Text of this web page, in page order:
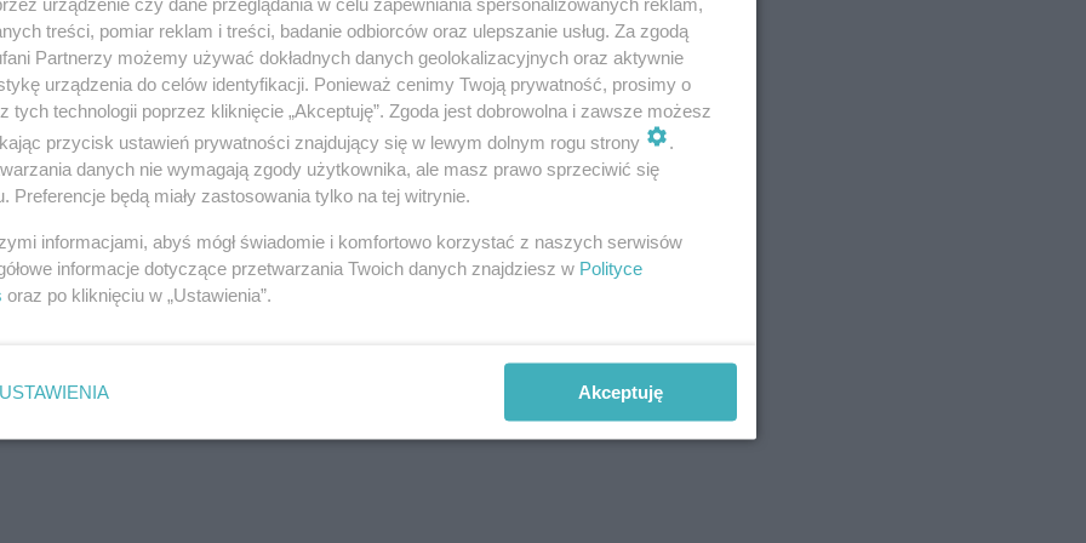
Jest to jego druga pełna kadencja w roli włodarza
już nakreśliłem. Ich realizacji będę oczekiwał od moich
że są to wartości na tyle ważne i uniwersalne, że
Jeszcze raz zapewniam, że warto uwierzyć w
reklama
treści, pomiar reklam i treści, badanie odbiorców oraz ulepszanie usług. Za zgodą
Partnerzy możemy używać dokładnych danych geolokalizacyjnych oraz aktywnie
urządzenia do celów identyfikacji. Ponieważ cenimy Twoją prywatność, prosimy o
tych technologii poprzez kliknięcie „Akceptuję”. Zgoda jest dobrowolna i zawsze możesz
przycisk ustawień prywatności znajdujący się w lewym dolnym rogu strony
.
danych nie wymagają zgody użytkownika, ale masz prawo sprzeciwić się
Preferencje będą miały zastosowania tylko na tej witrynie.
informacjami, abyś mógł świadomie i komfortowo korzystać z naszych serwisów
informacje dotyczące przetwarzania Twoich danych znajdziesz w Polityce
oraz po kliknięciu w „Ustawienia”.
USTAWIENIA Akceptuję